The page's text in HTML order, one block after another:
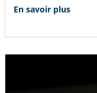
En savoir plus